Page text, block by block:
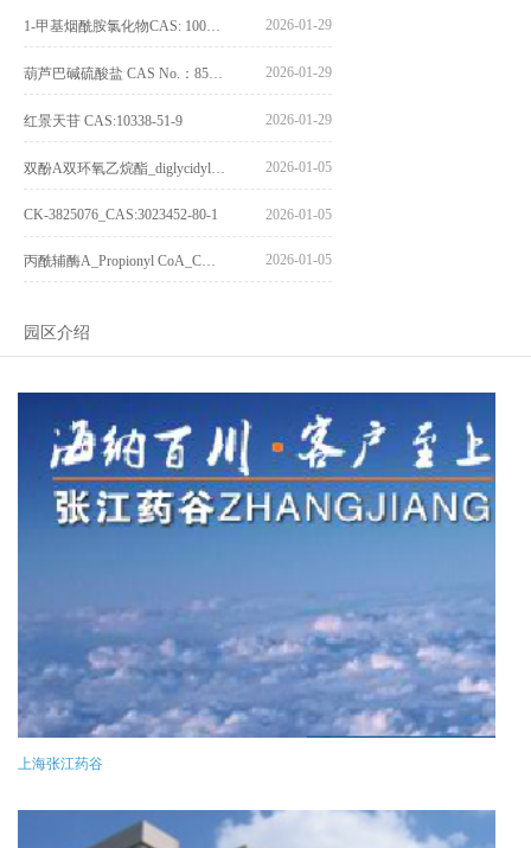
2026-01-29
2026-01-29
红景天苷 CAS:10338-51-9 2026-01-29
2026-01-05
CK-3825076_CAS:3023452-80-1 2026-01-05
2026-01-05
园区介绍
上海张江药谷